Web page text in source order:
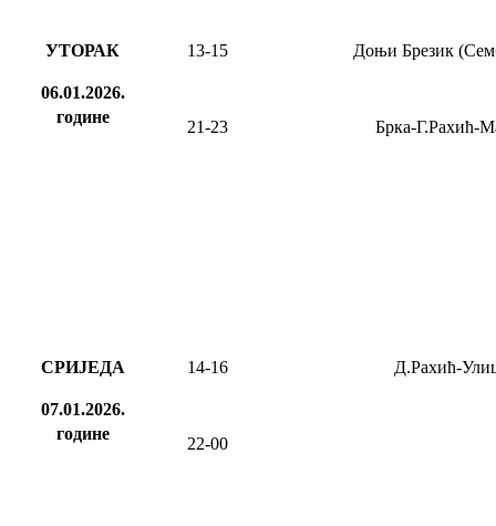
УТОРАК
06.01.2026.
године
13-15 Доњи Брезик
21-23 Брка-Г.Рахић-
СРИЈЕДА
07.01.2026.
године
14-16 Д.Рахић-
22-00